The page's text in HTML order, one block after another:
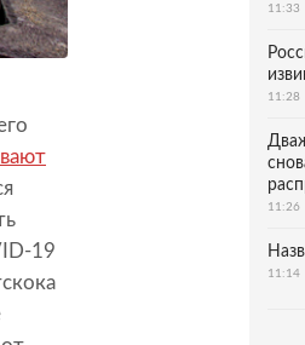
19
11:33
11:28
11:26
11:14